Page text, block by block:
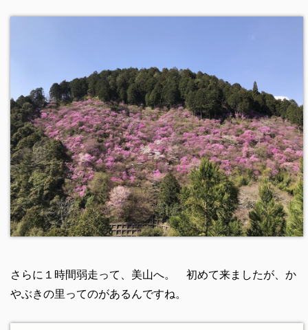
さらに１時間弱走って、美山へ。 初めて来ましたが、か
やぶきの里ってのがあるんですね。